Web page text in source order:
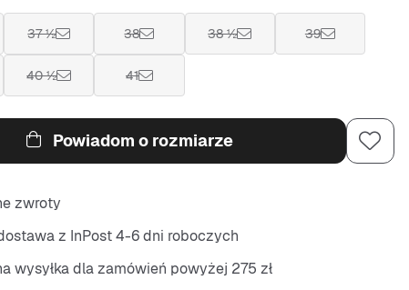
37 ½ 38 38 ½ 39
40 ½ 41
Powiadom o rozmiarze
zwroty
z InPost 4-6 dni roboczych
wysyłka dla zamówień powyżej 275 zł